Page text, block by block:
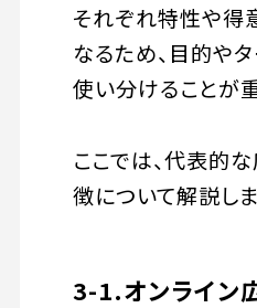
それぞれ特性や得
なるため、目的や
使い分けることが
ここでは、代表的
徴について解説しま
3-1.オンライン